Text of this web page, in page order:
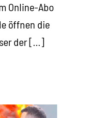
Online-Abo
öffnen die
der […]